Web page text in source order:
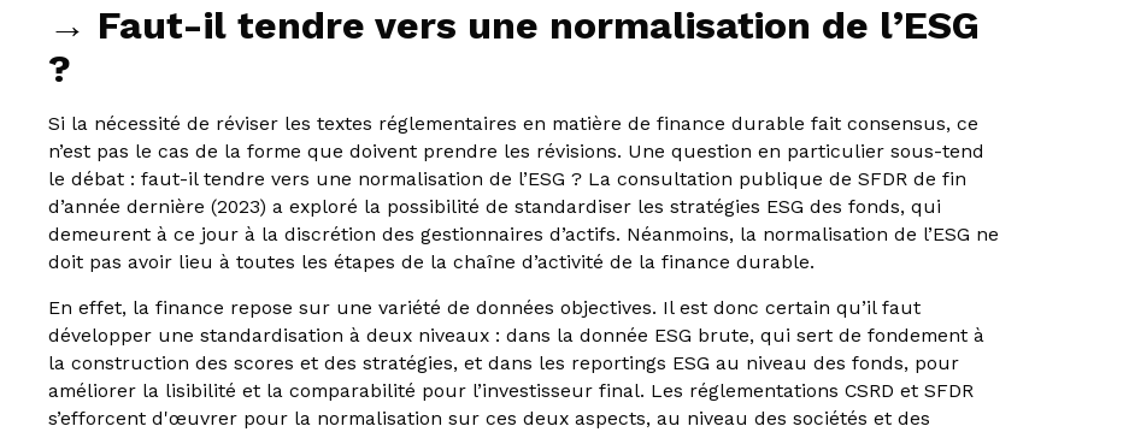
→ Faut-il tendre vers une normalisation de l’ESG
?
Si la nécessité de réviser les textes réglementaires en matière de finance durable fait consensus, ce
n’est pas le cas de la forme que doivent prendre les révisions. Une question en particulier sous-tend
le débat : faut-il tendre vers une normalisation de l’ESG ? La consultation publique de SFDR de fin
d’année dernière (2023) a exploré la possibilité de standardiser les stratégies ESG des fonds, qui
demeurent à ce jour à la discrétion des gestionnaires d’actifs. Néanmoins, la normalisation de l’ESG ne
doit pas avoir lieu à toutes les étapes de la chaîne d’activité de la finance durable.
En effet, la finance repose sur une variété de données objectives. Il est donc certain qu’il faut
développer une standardisation à deux niveaux : dans la donnée ESG brute, qui sert de fondement à
la construction des scores et des stratégies, et dans les reportings ESG au niveau des fonds, pour
améliorer la lisibilité et la comparabilité pour l’investisseur final. Les réglementations CSRD et SFDR
s’efforcent d'œuvrer pour la normalisation sur ces deux aspects, au niveau des sociétés et des